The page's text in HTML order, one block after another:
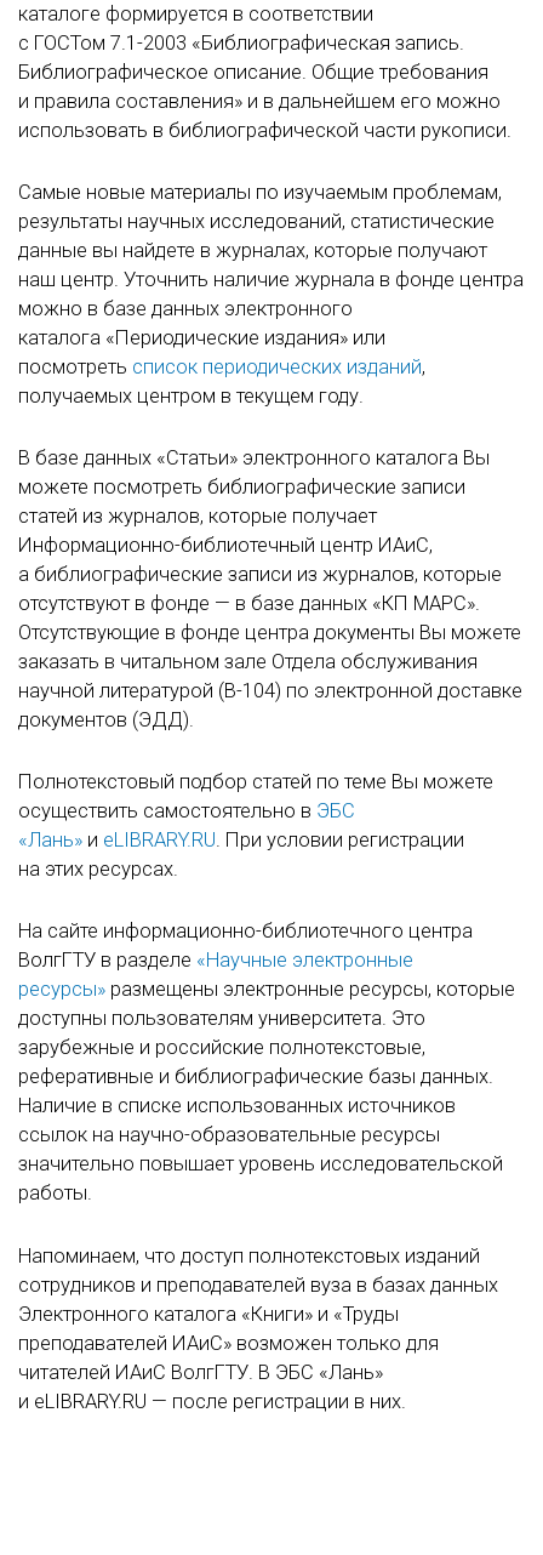
каталоге формируется в соответствии
с ГОСТом 7.1-2003 «Библиографическая запись.
Библиографическое описание. Общие требования
и правила составления» и в дальнейшем его можно
использовать в библиографической части рукописи.
Самые новые материалы по изучаемым проблемам,
результаты научных исследований, статистические
данные вы найдете в журналах, которые получают
наш центр. Уточнить наличие журнала в фонде центра
можно в базе данных электронного
каталога «Периодические издания» или
посмотреть список периодических изданий,
получаемых центром в текущем году.
В базе данных «Статьи» электронного каталога Вы
можете посмотреть библиографические записи
статей из журналов, которые получает
Информационно-библиотечный центр ИАиС,
а библиографические записи из журналов, которые
отсутствуют в фонде — в базе данных «КП МАРС».
Отсутствующие в фонде центра документы Вы можете
заказать в читальном зале Отдела обслуживания
научной литературой (В-104) по электронной доставке
документов (ЭДД).
Полнотекстовый подбор статей по теме Вы можете
осуществить самостоятельно в ЭБС
«Лань» и eLIBRARY.RU. При условии регистрации
на этих ресурсах.
На сайте информационно-библиотечного центра
ВолгГТУ в разделе «Научные электронные
ресурсы» размещены электронные ресурсы, которые
доступны пользователям университета. Это
зарубежные и российские полнотекстовые,
реферативные и библиографические базы данных.
Наличие в списке использованных источников
ссылок на научно-образовательные ресурсы
значительно повышает уровень исследовательской
работы.
Напоминаем, что доступ полнотекстовых изданий
сотрудников и преподавателей вуза в базах данных
Электронного каталога «Книги» и «Труды
преподавателей ИАиС» возможен только для
читателей ИАиС ВолгГТУ. В ЭБС «Лань»
и eLIBRARY.RU — после регистрации в них.